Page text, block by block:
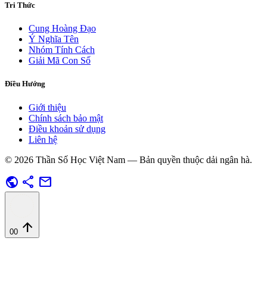
Tri Thức
Cung Hoàng Đạo
Ý Nghĩa Tên
Nhóm Tính Cách
Giải Mã Con Số
Điều Hướng
Giới thiệu
Chính sách bảo mật
Điều khoản sử dụng
Liên hệ
© 2026 Thần Số Học Việt Nam — Bản quyền thuộc dải ngân hà.
public share mail
00 arrow_upward